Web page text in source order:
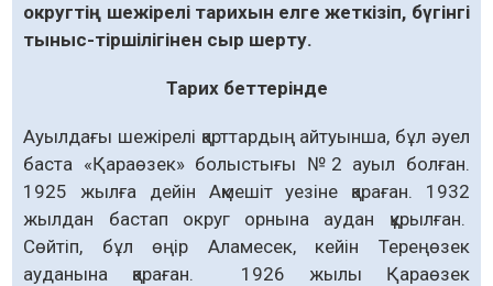
округтің шежірелі тарихын елге жеткізіп, бүгінгі
тыныс-тіршілігінен сыр шерту.
Тарих беттерінде
Ауылдағы шежірелі қарттардың айтуынша, бұл әуел
баста «Қараөзек» болыстығы №2 ауыл болған.
1925 жылға дейін Ақмешіт уезіне қараған. 1932
жылдан бастап округ орнына аудан құрылған.
Сөйтіп, бұл өңір Аламесек, кейін Тереңөзек
ауданына қараған. 1926 жылы Қараөзек